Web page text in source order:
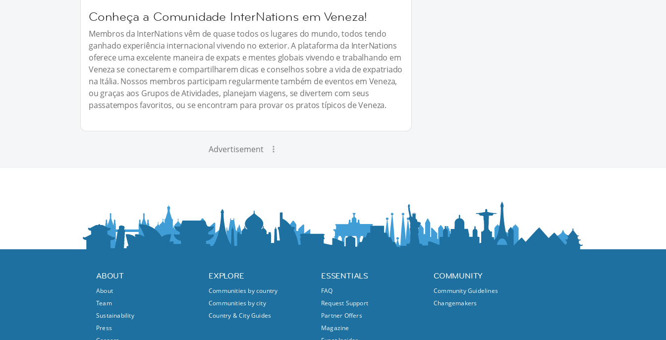
Conheça a Comunidade InterNations em Veneza!
Membros da InterNations vêm de quase todos os lugares do mundo, todos tendo
ganhado experiência internacional vivendo no exterior. A plataforma da InterNations
oferece uma excelente maneira de expats e mentes globais vivendo e trabalhando em
Veneza se conectarem e compartilharem dicas e conselhos sobre a vida de expatriado
na Itália. Nossos membros participam regularmente também de eventos em Veneza,
ou graças aos Grupos de Atividades, planejam viagens, se divertem com seus
passatempos favoritos, ou se encontram para provar os pratos típicos de Veneza.
Advertisement
ABOUT
About
Team
Sustainability
Press
EXPLORE
Communities by country
Communities by city
Country & City Guides
ESSENTIALS
FAQ
Request Support
Partner Offers
Magazine
COMMUNITY
Community Guidelines
Changemakers